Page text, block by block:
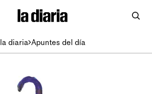
la diaria Apuntes del día